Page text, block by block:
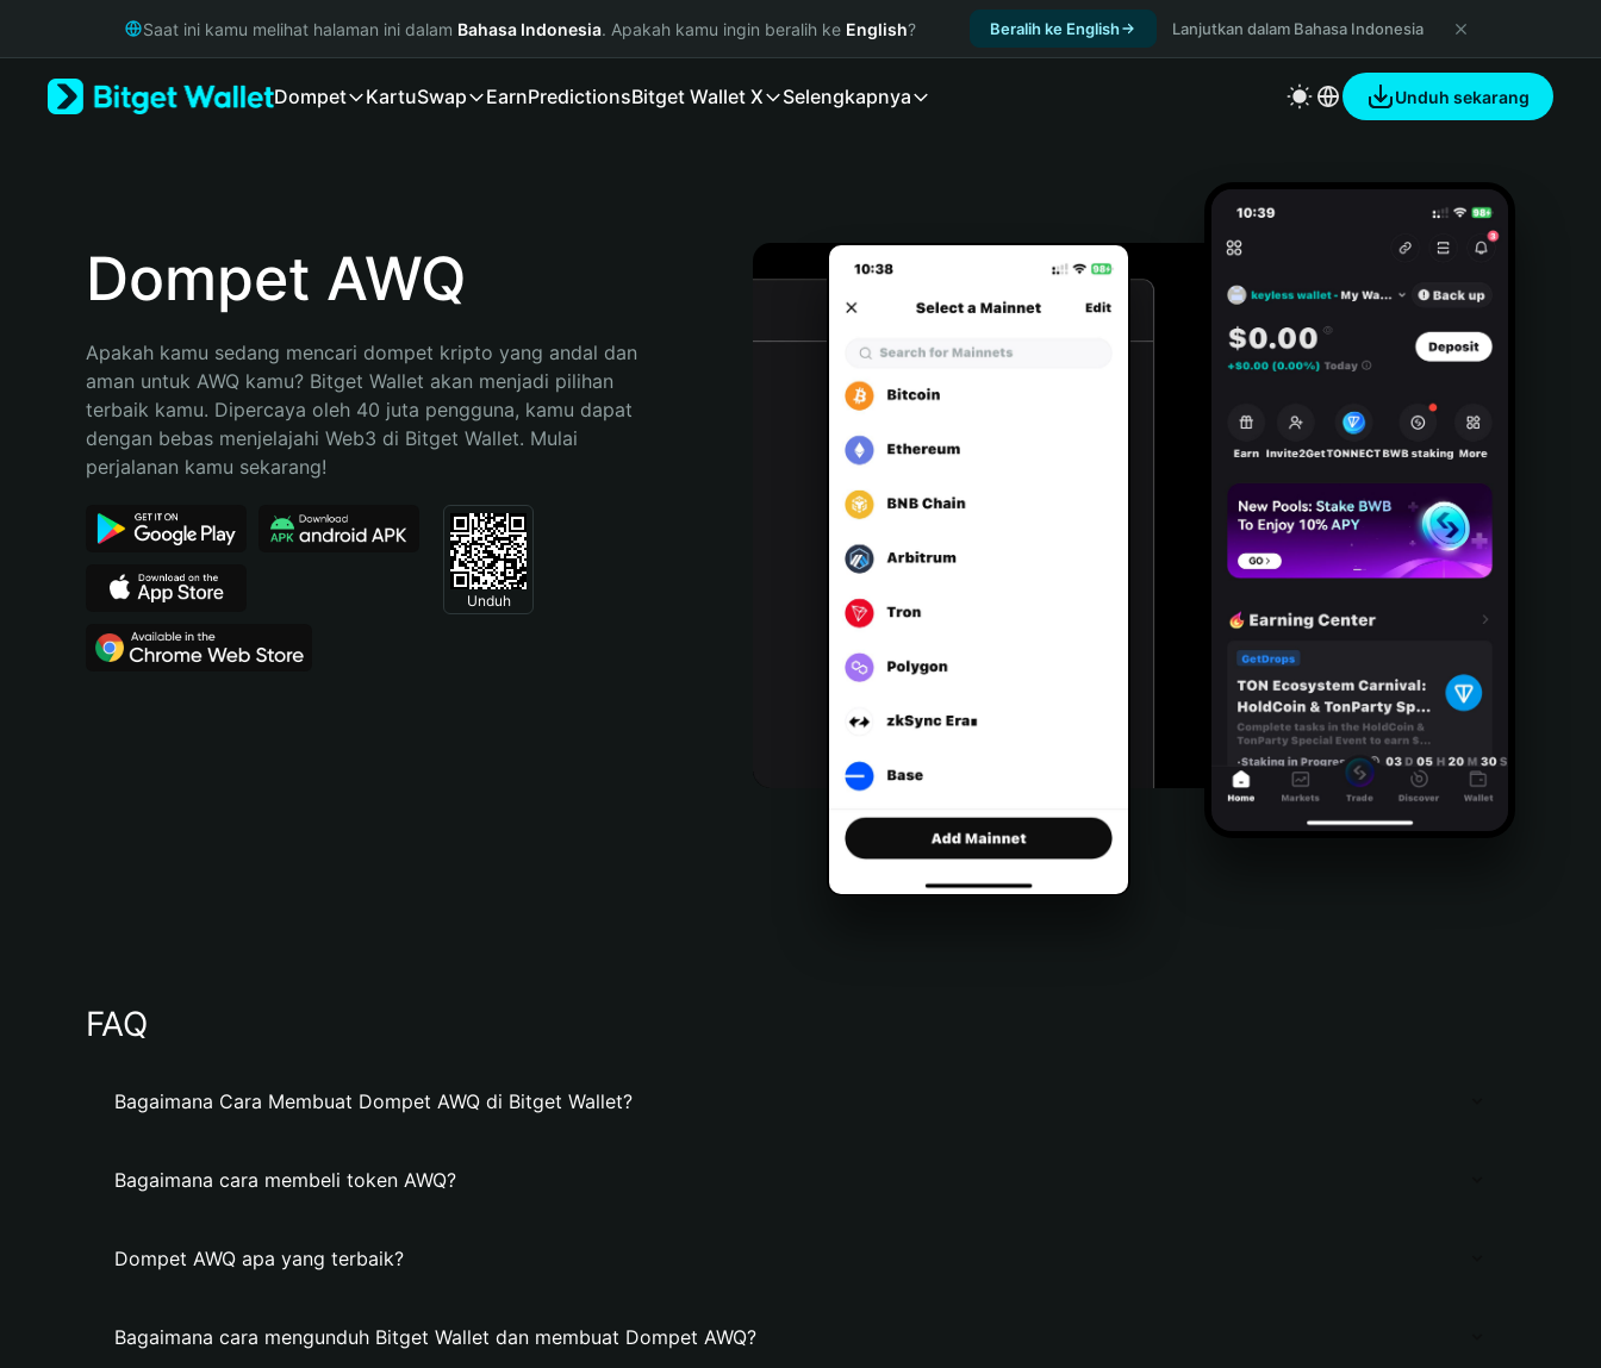
Русский
Bahasa Indonesia
Español (Argentina)
Saat ini kamu melihat halaman ini dalam Bahasa Indonesia. Apakah kamu ingin beralih ke English? Beralih ke English Lanjutkan dalam Bahasa Indonesia
Dompet KartuSwap EarnPredictionsBitget Wallet X Selengkapnya Unduh sekarang
Dompet AWQ
Apakah kamu sedang mencari dompet kripto yang andal dan
aman untuk AWQ kamu? Bitget Wallet akan menjadi pilihan
terbaik kamu. Dipercaya oleh 40 juta pengguna, kamu dapat
dengan bebas menjelajahi Web3 di Bitget Wallet. Mulai
perjalanan kamu sekarang!
Unduh
FAQ
Bagaimana Cara Membuat Dompet AWQ di Bitget Wallet?
Bagaimana cara membeli token AWQ?
Dompet AWQ apa yang terbaik?
Bagaimana cara mengunduh Bitget Wallet dan membuat Dompet AWQ?